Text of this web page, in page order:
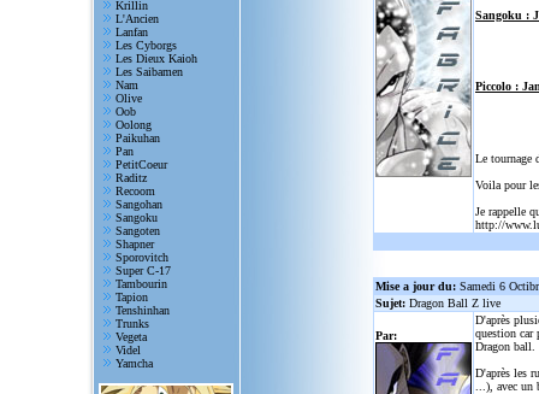
Krillin
L'Ancien
Lanfan
Les Cyborgs
Les Dieux Kaioh
Les Saibamen
Nam
Olive
Oob
Oolong
Paikuhan
Pan
PetitCoeur
Raditz
Recoom
Sangohan
Sangoku
Sangoten
Shapner
Sporovitch
Super C-17
Tambourin
Tapion
Tenshinhan
Trunks
Vegeta
Videl
Yamcha
Sangoku :
Piccolo :
Le tournage
Voila pour
Je rappelle
http://
Mise a jour du: Samedi 6
Sujet: Dragon Ball Z live
Par:
D'après
question car
Dragon ball.
D'après les
...), avec